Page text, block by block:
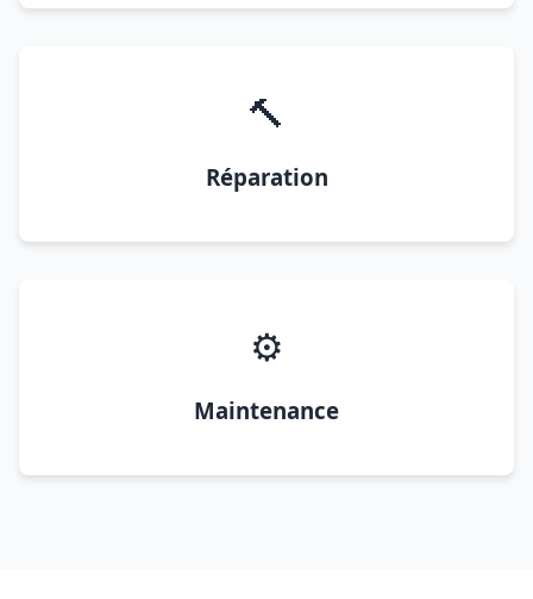
🔨
Réparation
⚙️
Maintenance